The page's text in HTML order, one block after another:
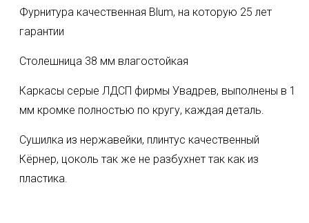
Фурнитура качественная Blum, на которую 25 лет
гарантии
Столешница 38 мм влагостойкая
Каркасы серые ЛДСП фирмы Увадрев, выполнены в 1
мм кромке полностью по кругу, каждая деталь.
Сушилка из нержавейки, плинтус качественный
Кëрнер, цоколь так же не разбухнет так как из
пластика.